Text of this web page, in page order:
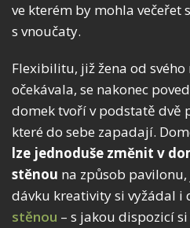
ve kterém by mohla večeřet
s vnoučaty.
Flexibilitu, již žena od
očekávala, se nakonec
domek tvoří v podstatě dvě
které do sebe zapadají.
lze jednoduše změnit v
stěnou na způsob
dávku kreativity si vyžádal i
stěnou – s jakou dispozicí